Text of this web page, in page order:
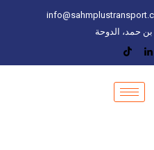
حمد، الدوحة